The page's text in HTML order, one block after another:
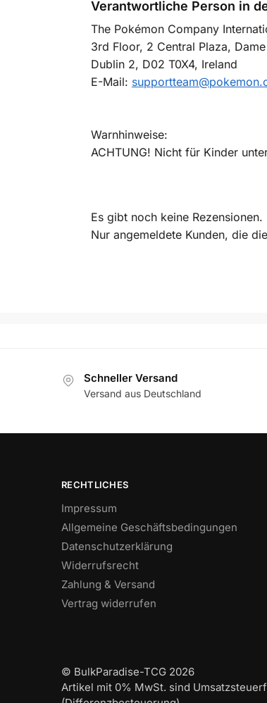
Verantwortliche Person in
The Pokémon Company
3rd Floor, 2 Central Plaza,
Dublin 2, D02 T0X4, Ireland
E-Mail:
Warnhinweise:
ACHTUNG! Nicht für Kinder
Es gibt noch keine Rezensionen.
Nur angemeldete Kunden, die
Schneller Versand
Versand aus Deutschland
RECHTLICHES
Impressum
Allgemeine Geschäftsbedingungen
Datenschutzerklärung
Widerrufsrecht
Zahlung & Versand
Vertrag widerrufen
© BulkParadise-TCG 2026
Artikel mit 0% MwSt. sind